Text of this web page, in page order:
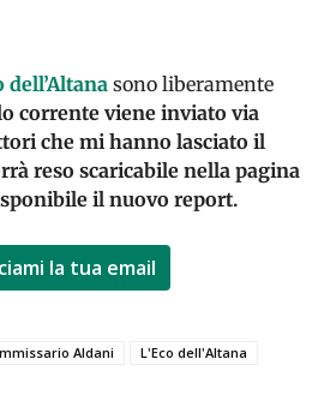
dell’Altana sono liberamente
corrente viene inviato via
che mi hanno lasciato il
reso scaricabile nella pagina
il nuovo report.
la tua email
Aldani
L'Eco dell'Altana